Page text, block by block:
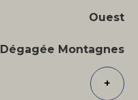
Ouest
Dégagée Montagnes
+